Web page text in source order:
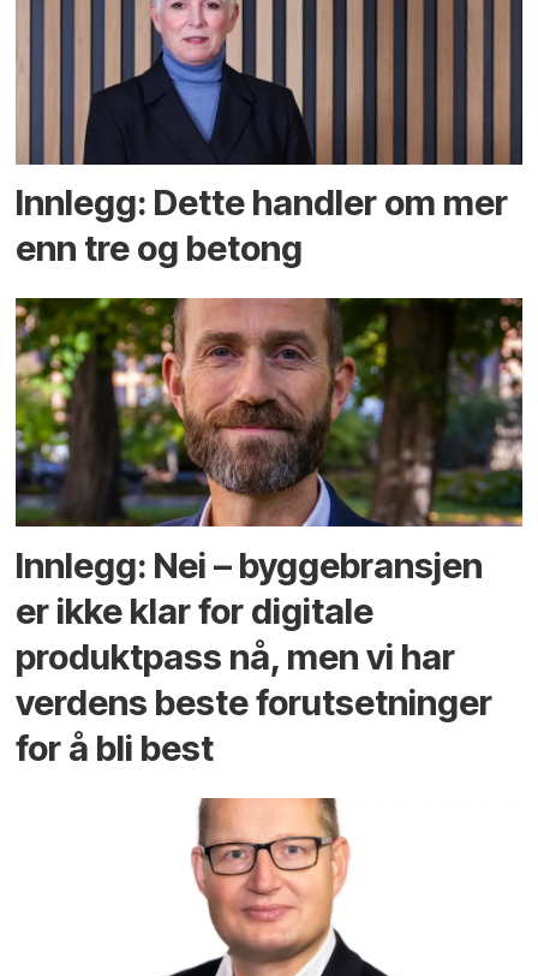
Innlegg: Dette handler om mer
enn tre og betong
Innlegg: Nei – byggebransjen
er ikke klar for digitale
produktpass nå, men vi har
verdens beste forutsetninger
for å bli best